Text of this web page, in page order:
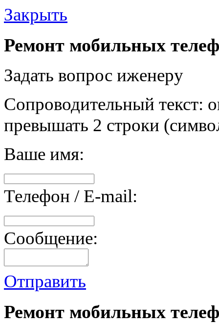
Закрыть
Ремонт мобильных
Задать вопрос иженеру
Сопроводительный текст:
превышать 2 строки
Ваше имя:
Телефон / E-mail:
Сообщение:
Отправить
Ремонт мобильных